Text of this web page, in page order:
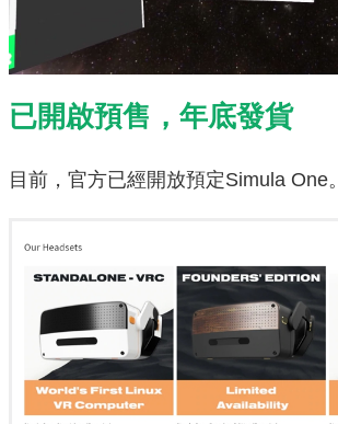
已開啟預售，年底發貨
目前，官方已經開放預定Simula One。